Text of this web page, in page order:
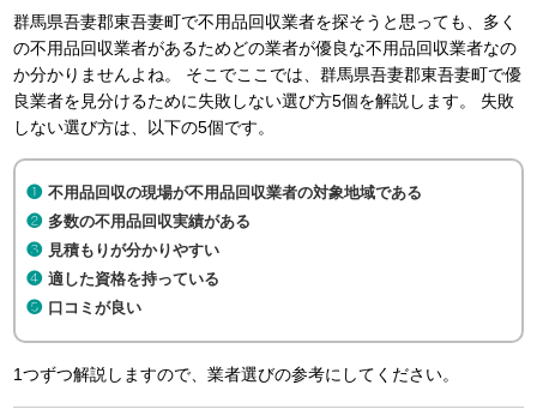
群馬県吾妻郡東吾妻町で不用品回収業者を探そうと思っても、多く
の不用品回収業者があるためどの業者が優良な不用品回収業者なの
か分かりませんよね。 そこでここでは、群馬県吾妻郡東吾妻町で優
良業者を見分けるために失敗しない選び方5個を解説します。 失敗
しない選び方は、以下の5個です。
不用品回収の現場が不用品回収業者の対象地域である
多数の不用品回収実績がある
見積もりが分かりやすい
適した資格を持っている
口コミが良い
1つずつ解説しますので、業者選びの参考にしてください。